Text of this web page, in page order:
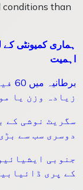
conditions than
ہماری کمیونٹی کے
اہمیت
زیادہ وزن یا
سگریٹ نوشی کے
دوسری سب سے
جنوبی
کے پری